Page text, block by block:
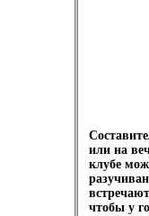
или на
клубе
чтобы у